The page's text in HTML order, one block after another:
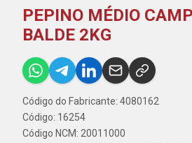
PEPINO MÉDIO
BALDE 2KG
Código do Fabricante: 4080162
Código: 16254
Código NCM: 20011000